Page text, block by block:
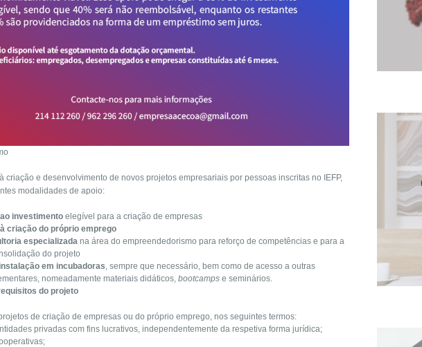
criação e desenvolvimento de novos projetos empresariais por pessoas inscritas no IEFP,
modalidades de apoio:
investimento elegível para a criação de empresas
criação do próprio emprego
especializada na área do empreendedorismo para reforço de competências e para a
do projeto
instalação em incubadoras, sempre que necessário, bem como de acesso a outras
nomeadamente materiais didáticos, bootcamps e seminários.
do projeto
de criação de empresas ou do próprio emprego, nos seguintes termos:
privadas com fins lucrativos, independentemente da respetiva forma jurídica;